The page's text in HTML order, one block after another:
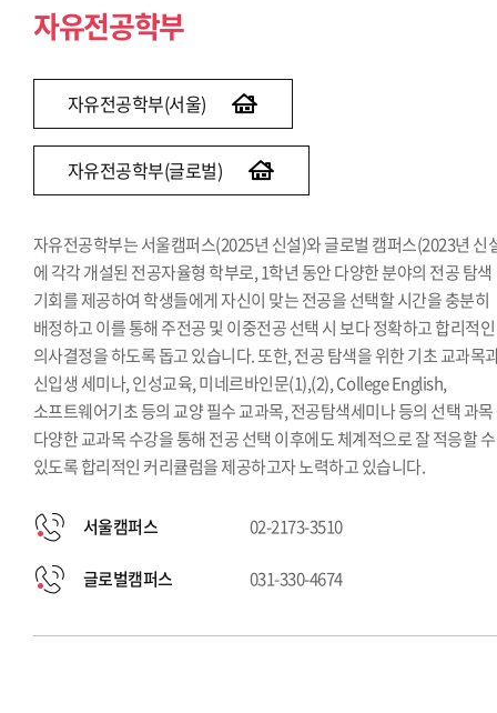
자유전공학부
자유전공학부(서울)
자유전공학부(글로벌)
자유전공학부는 서울캠퍼스(2025년 신설)와 글로벌 캠퍼스(2023년 신
에 각각 개설된 전공자율형 학부로, 1학년 동안 다양한 분야의 전공 탐색
기회를 제공하여 학생들에게 자신이 맞는 전공을 선택할 시간을 충분히
배정하고 이를 통해 주전공 및 이중전공 선택 시 보다 정확하고 합리적인
의사결정을 하도록 돕고 있습니다. 또한, 전공 탐색을 위한 기초 교과목
신입생 세미나, 인성교육, 미네르바인문(1),(2), College English,
소프트웨어기초 등의 교양 필수 교과목, 전공탐색세미나 등의 선택 과
다양한 교과목 수강을 통해 전공 선택 이후에도 체계적으로 잘 적응할 수
있도록 합리적인 커리큘럼을 제공하고자 노력하고 있습니다.
서울캠퍼스 02-2173-3510
글로벌캠퍼스 031-330-4674